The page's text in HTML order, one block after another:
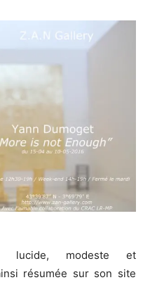
lucide, modeste et
résumée sur son site